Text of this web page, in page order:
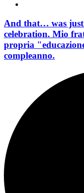
And that… was
celebration. Mio
propria
compleanno.